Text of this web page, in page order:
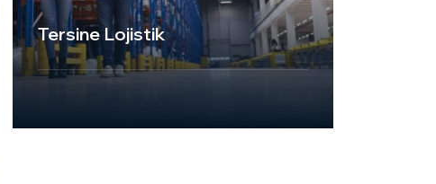
Tersine Lojistik
hizmetleriyle müşterilerimize iade, geri